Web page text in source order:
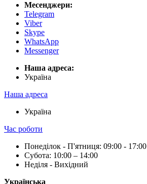
Месенджери:
Telegram
Viber
Skype
WhatsApp
Messenger
Наша адреса:
Українa
Наша адреса
Українa
Час роботи
Понеділок - П'ятниця: 09:00 - 17:00
Субота: 10:00 – 14:00
Неділя - Вихідний
Українська